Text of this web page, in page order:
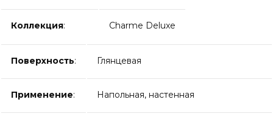
Коллекция: Charme Deluxe
Поверхность: Глянцевая
Применение: Напольная, настенная